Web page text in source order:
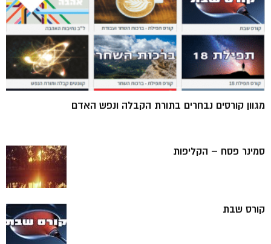
מגוון קורסים נבחרים בתורת הקבלה ונפש האדם
סמינר פסח – הקליפות
קורס שבת